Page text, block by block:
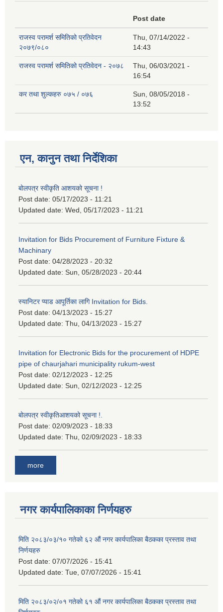
Post date
राजस्व परामर्श समितिको प्रतिवेदन
२०७९/०८०
Thu, 07/14/2022 -
14:43
राजस्व परामर्श समितिको प्रतिवेदन - २०७८
Thu, 06/03/2021 -
16:54
कर तथा शुल्कहरु ०७५ / ०७६
Sun, 08/05/2018 -
13:52
एन, कानुन तथा निर्देशिका
बोलपत्र स्वीकृति आशयको सूचना !
Post date: 05/17/2023 - 11:21
Updated date: Wed, 05/17/2023 - 11:21
Invitation for Bids Procurement of Furniture Fixture &
Machinary
Post date: 04/28/2023 - 20:32
Updated date: Sun, 05/28/2023 - 20:44
स्यानिटर प्याड आपूर्तिका लागि Invitation for Bids.
Post date: 04/13/2023 - 15:27
Updated date: Thu, 04/13/2023 - 15:27
Invitation for Electronic Bids for the procurement of HDPE
pipe of chaurjahari municipality rukum-west
Post date: 02/12/2023 - 12:25
Updated date: Sun, 02/12/2023 - 12:25
बोलपत्र स्वीकृतिआशयको सूचना !.
Post date: 02/09/2023 - 18:33
Updated date: Thu, 02/09/2023 - 18:33
more
नगर कार्यपालिकाका निर्णयहरु
मिति २०८३/०३/१० गतेको ६२ औं नगर कार्यपालिका बैठकका प्रस्ताव तथा
निर्णयहरु
Post date: 07/07/2026 - 15:41
Updated date: Tue, 07/07/2026 - 15:41
मिति २०८३/०२/०१ गतेको ६१ औं नगर कार्यपालिका बैठकका प्रस्ताव तथा